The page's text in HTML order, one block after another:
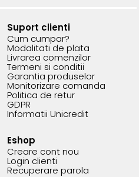
Suport clienti
Cum cumpar?
Modalitati de plata
Livrarea comenzilor
Termeni si conditii
Garantia produselor
Monitorizare comanda
Politica de retur
GDPR
Informatii Unicredit
Eshop
Creare cont nou
Login clienti
Recuperare parola